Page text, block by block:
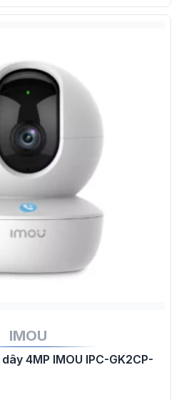
IMOU
4MP IMOU IPC-GK2CP-